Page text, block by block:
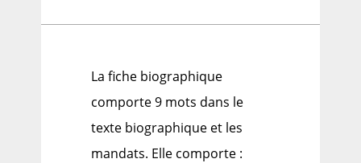
La fiche biographique
comporte 9 mots dans le
texte biographique et les
mandats. Elle comporte :